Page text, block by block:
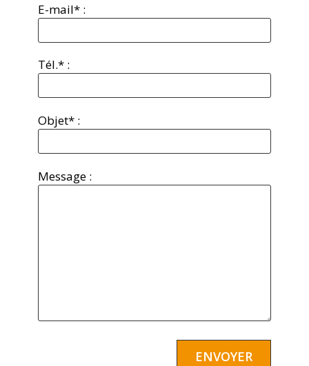
E-mail* :
Tél.* :
Objet* :
Message :